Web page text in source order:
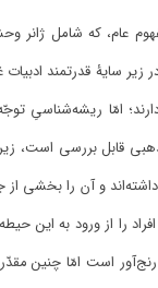
عام، که شامل ژانر
زیر سایۀ قدرتمند
امّا ریشهشناسیِ
قابل بررسی است،
اند و آن را بخشی
را از ورود به این
آور است امّا چنین